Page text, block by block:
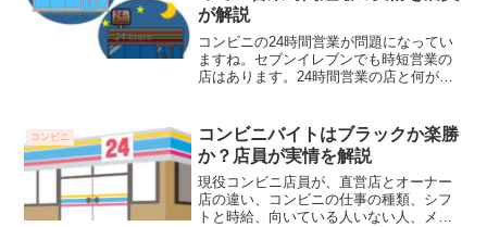
が解説
コンビニの24時間営業が問題になってい
ますね。セブンイレブンでも時短営業の
店はあります。24時間営業の店と何が違
コンビニ
コンビニバイトはブラックか楽勝
か？店員が実情を解説
現役コンビニ店員が、直営店とオーナー
店の違い、コンビニの仕事の種類、シフ
トと時給、向いている人いない人、メリ